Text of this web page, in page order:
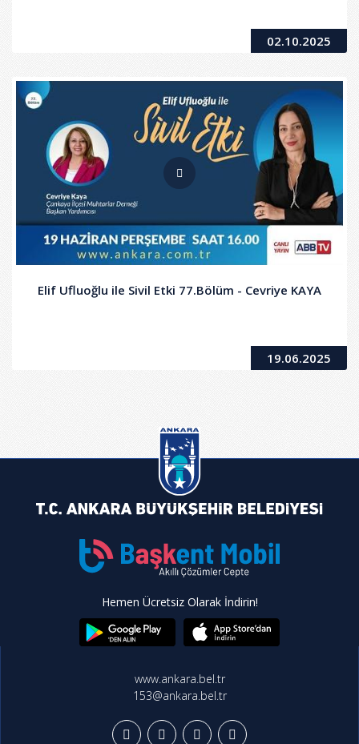
02.10.2025
Elif Ufluoğlu ile Sivil Etki 77.Bölüm - Cevriye KAYA
19.06.2025
Hemen Ücretsiz Olarak İndirin!
www.ankara.bel.tr
153@ankara.bel.tr